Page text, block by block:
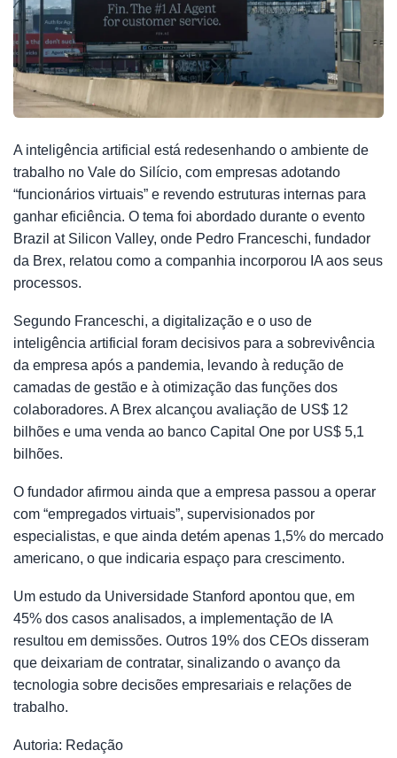
A inteligência artificial está redesenhando o ambiente de
trabalho no Vale do Silício, com empresas adotando
“funcionários virtuais” e revendo estruturas internas para
ganhar eficiência. O tema foi abordado durante o evento
Brazil at Silicon Valley, onde Pedro Franceschi, fundador
da Brex, relatou como a companhia incorporou IA aos seus
processos.
Segundo Franceschi, a digitalização e o uso de
inteligência artificial foram decisivos para a sobrevivência
da empresa após a pandemia, levando à redução de
camadas de gestão e à otimização das funções dos
colaboradores. A Brex alcançou avaliação de US$ 12
bilhões e uma venda ao banco Capital One por US$ 5,1
bilhões.
O fundador afirmou ainda que a empresa passou a operar
com “empregados virtuais”, supervisionados por
especialistas, e que ainda detém apenas 1,5% do mercado
americano, o que indicaria espaço para crescimento.
Um estudo da Universidade Stanford apontou que, em
45% dos casos analisados, a implementação de IA
resultou em demissões. Outros 19% dos CEOs disseram
que deixariam de contratar, sinalizando o avanço da
tecnologia sobre decisões empresariais e relações de
trabalho.
Autoria: Redação